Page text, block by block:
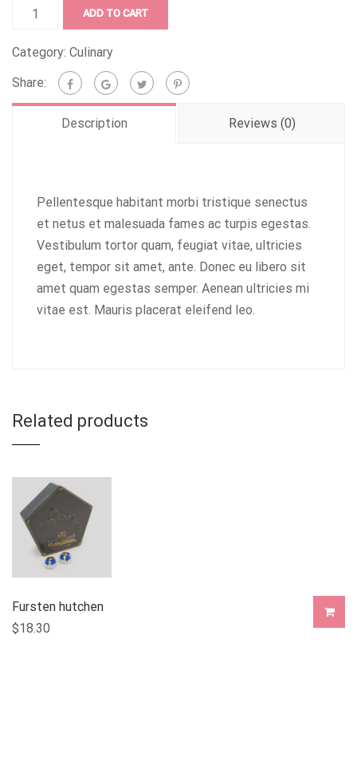
Funka
ADD TO CART
Category: Culinary
Share:
Description Reviews (0)
Pellentesque habitant morbi tristique senectus
et netus et malesuada fames ac turpis egestas.
Vestibulum tortor quam, feugiat vitae, ultricies
eget, tempor sit amet, ante. Donec eu libero sit
amet quam egestas semper. Aenean ultricies mi
vitae est. Mauris placerat eleifend leo.
Related products
Fursten hutchen
$18.30